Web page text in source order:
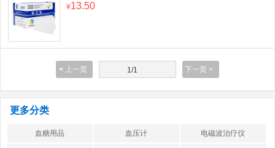
¥13.50
< 上一页 1/1 下一页 >
更多分类
血糖用品 血压计 电磁波治疗仪